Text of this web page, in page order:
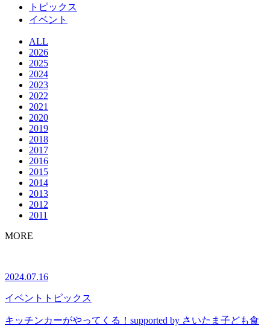
トピックス
イベント
ALL
2026
2025
2024
2023
2022
2021
2020
2019
2018
2017
2016
2015
2014
2013
2012
2011
MORE
2024.07.16
イベント トピックス
キッチンカーがやってくる！supported by さいたま子ども食